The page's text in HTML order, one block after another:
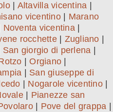
| Altavilla vicentina
vicentino| Marano
Noventa vicentina|
rocchette| Zugliano
San giorgio di perlena
Orgiano
San giuseppe di
Nogarole vicentino|
| Pianezze san
| Pove del grappa